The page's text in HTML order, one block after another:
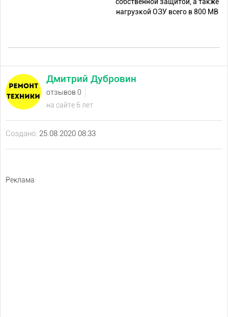
нагрузкой ОЗУ всего в 800 MB
Дмитрий Дубровин
отзывов 0
на сайте 6 лет
Создано: 25.08.2020 08:33
Реклама